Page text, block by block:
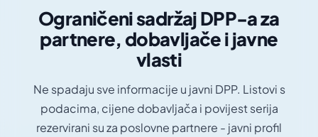
Ograničeni sadržaj DPP-a za
partnere, dobavljače i javne
vlasti
Ne spadaju sve informacije u javni DPP. Listovi s
podacima, cijene dobavljača i povijest serija
rezervirani su za poslovne partnere - javni profil